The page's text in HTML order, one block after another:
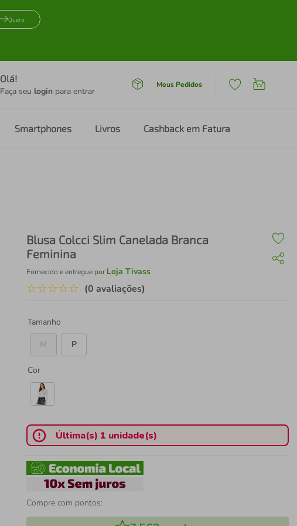
Quero
Olá!
Faça seu login para entrar
Meus Pedidos
Smartphones Livros Cashback em Fatura
Blusa Colcci Slim Canelada Branca
Feminina
Fornecido e entregue por Loja Tivass
☆☆☆☆☆ (0 avaliações)
Tamanho
M
P
Cor
Última(s) 1 unidade(s)
Compre com pontos: